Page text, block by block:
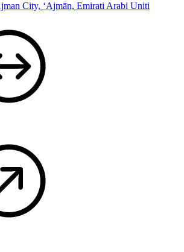
City, ‘Ajmān, Emirati Arabi Uniti